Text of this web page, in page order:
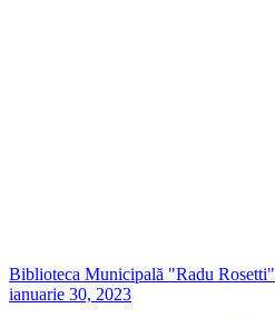
Biblioteca Municipală "Radu Rosetti"
ianuarie 30, 2023